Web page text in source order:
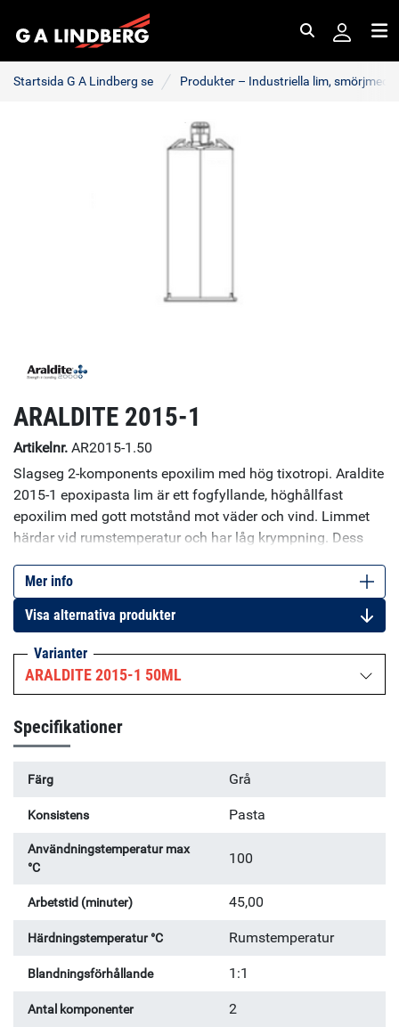
Startsida G A Lindberg se Produkter – Industriella lim,
ARALDITE 2015-1
Artikelnr. AR2015-1.50
Slagseg 2-komponents epoxilim med hög tixotropi. Araldite
2015-1 epoxipasta lim är ett fogfyllande, höghållfast
epoxilim med gott motstånd mot väder och vind. Limmet
härdar vid rumstemperatur och har låg krympning. Dess
applicering. Araldite 2015-1 passar perfekt för limning av
GRP, SMC och järn, aluminium, koppar, keramik, glas och
trä och passar för de flesta industriella applikationer.
Mer info
Visa alternativa produkter
Varianter
ARALDITE 2015-1 50ML
Specifikationer
Färg Grå
Konsistens Pasta
Användningstemperatur max
°C
100
Arbetstid (minuter) 45,00
Härdningstemperatur °C Rumstemperatur
Blandningsförhållande 1:1
Antal komponenter 2